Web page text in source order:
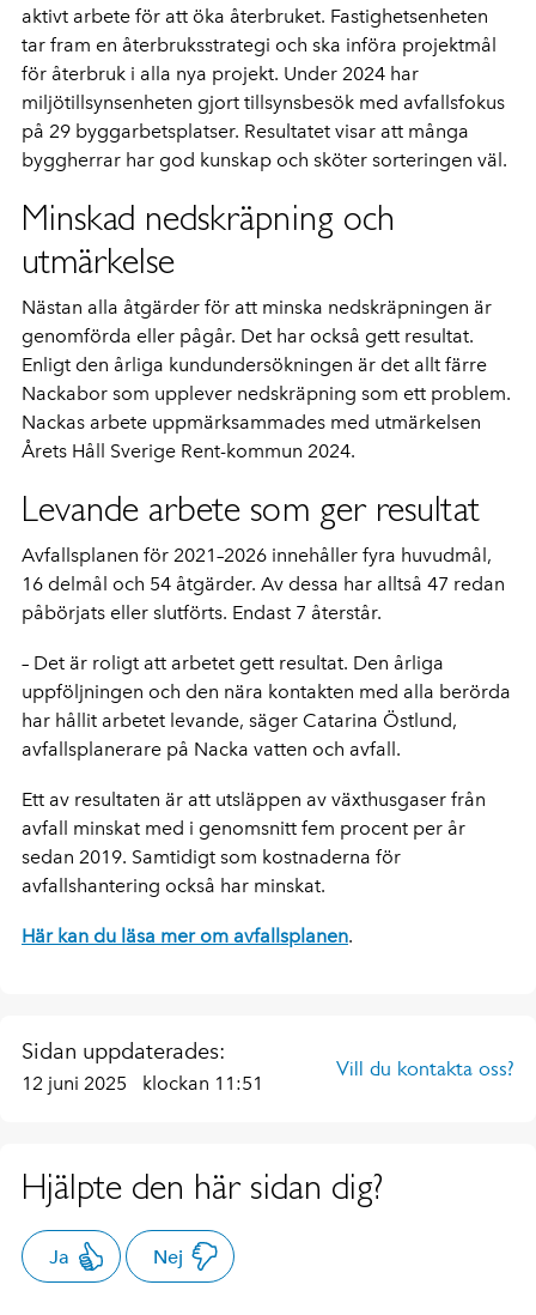
aktivt arbete för att öka återbruket. Fastighetsenheten
tar fram en återbruksstrategi och ska införa projektmål
för återbruk i alla nya projekt. Under 2024 har
miljötillsynsenheten gjort tillsynsbesök med avfallsfokus
på 29 byggarbetsplatser. Resultatet visar att många
byggherrar har god kunskap och sköter sorteringen väl.
Minskad nedskräpning och
utmärkelse
Nästan alla åtgärder för att minska nedskräpningen är
genomförda eller pågår. Det har också gett resultat.
Enligt den årliga kundundersökningen är det allt färre
Nackabor som upplever nedskräpning som ett problem.
Nackas arbete uppmärksammades med utmärkelsen
Årets Håll Sverige Rent-kommun 2024.
Levande arbete som ger resultat
Avfallsplanen för 2021–2026 innehåller fyra huvudmål,
16 delmål och 54 åtgärder. Av dessa har alltså 47 redan
påbörjats eller slutförts. Endast 7 återstår.
– Det är roligt att arbetet gett resultat. Den årliga
uppföljningen och den nära kontakten med alla berörda
har hållit arbetet levande, säger Catarina Östlund,
avfallsplanerare på Nacka vatten och avfall.
Ett av resultaten är att utsläppen av växthusgaser från
avfall minskat med i genomsnitt fem procent per år
sedan 2019. Samtidigt som kostnaderna för
avfallshantering också har minskat.
Här kan du läsa mer om avfallsplanen.
Sidan uppdaterades:
12 juni 2025 klockan 11:51
Vill du kontakta oss?
Hjälpte den här sidan dig?
Ja Nej